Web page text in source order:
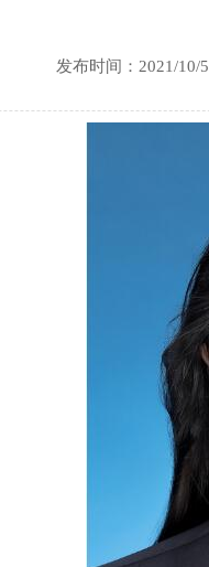
发布时间：2021/10/5